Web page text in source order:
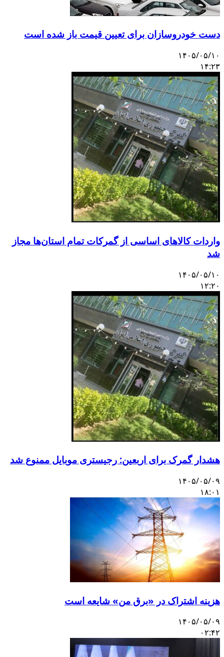
دست خودروسازان برای تعیین قیمت باز شده است
۱۴۰۵/۰۵/۱۰
۱۴:۲۳
واردات کالاهای اساسی از گمرکات تمام استان‌ها مجاز
شد
۱۴۰۵/۰۵/۱۰
۱۲:۲۰
هشدار گمرک برای اربعین: رجیستری موبایل ممنوع شد
۱۴۰۵/۰۵/۰۹
۱۸:۰۱
هزینه اشتراک در «برق من» شایعه است
۱۴۰۵/۰۵/۰۹
۰۲:۴۲